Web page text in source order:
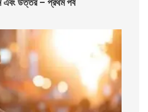
এবং উত্তর – প্রথম পর্ব